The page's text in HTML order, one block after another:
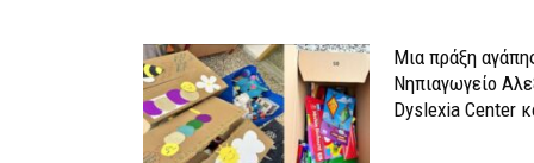
Μια πράξη
Νηπιαγωγείο
Dyslexia Center